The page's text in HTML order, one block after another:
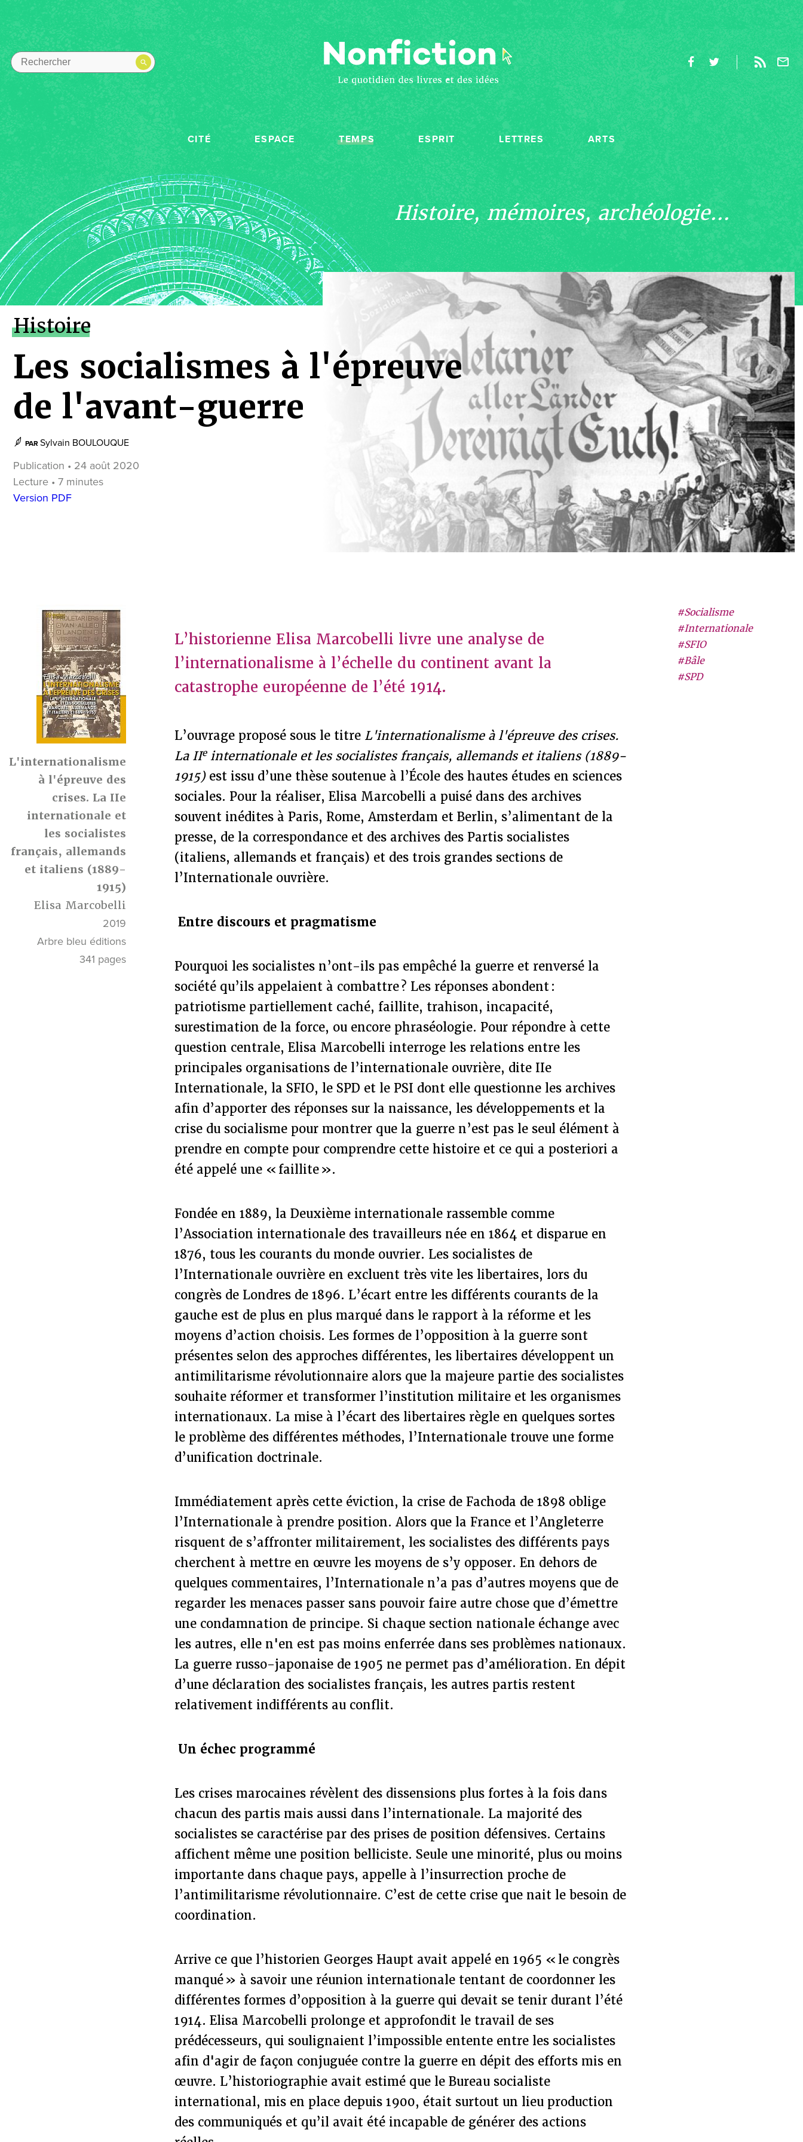
CITÉ ESPACE TEMPS ESPRIT LETTRES ARTS
Histoire, mémoires, archéologie...
Histoire
Les socialismes à l'épreuve
de l'avant-guerre
PAR Sylvain BOULOUQUE
Publication • 24 août 2020
Lecture • 7 minutes
Version PDF
L'internationalisme
à l'épreuve des
crises. La IIe
internationale et
les socialistes
français, allemands
et italiens (1889-
1915)
Elisa Marcobelli
2019
Arbre bleu éditions
341 pages
#Socialisme
#Internationale
#SFIO
#Bâle
#SPD
L’historienne Elisa Marcobelli livre une analyse de
l’internationalisme à l’échelle du continent avant la
catastrophe européenne de l’été 1914.
L’ouvrage proposé sous le titre L'internationalisme à l'épreuve des crises.
La IIeinternationale et les socialistes français, allemands et italiens (1889-
1915)est issu d’une thèse soutenue à l’École des hautes études en sciences
sociales. Pour la réaliser, Elisa Marcobelli a puisé dans des archives
souvent inédites à Paris, Rome, Amsterdam et Berlin, s’alimentant de la
presse, de la correspondance et des archives des Partis socialistes
(italiens, allemands et français) et des trois grandes sections de
l’Internationale ouvrière.
Entre discours et pragmatisme
Pourquoi les socialistes n’ont-ils pas empêché la guerre et renversé la
société qu’ils appelaient à combattre ? Les réponses abondent :
patriotisme partiellement caché, faillite, trahison, incapacité,
surestimation de la force, ou encore phraséologie. Pour répondre à cette
question centrale, Elisa Marcobelli interroge les relations entre les
principales organisations de l’internationale ouvrière, dite IIe
Internationale, la SFIO, le SPD et le PSI dont elle questionne les archives
afin d’apporter des réponses sur la naissance, les développements et la
crise du socialisme pour montrer que la guerre n’est pas le seul élément à
prendre en compte pour comprendre cette histoire et ce qui a posteriori a
été appelé une « faillite ».
Fondée en 1889, la Deuxième internationale rassemble comme
l’Association internationale des travailleurs née en 1864 et disparue en
1876, tous les courants du monde ouvrier. Les socialistes de
l’Internationale ouvrière en excluent très vite les libertaires, lors du
congrès de Londres de 1896. L’écart entre les différents courants de la
gauche est de plus en plus marqué dans le rapport à la réforme et les
moyens d’action choisis. Les formes de l’opposition à la guerre sont
présentes selon des approches différentes, les libertaires développent un
antimilitarisme révolutionnaire alors que la majeure partie des socialistes
souhaite réformer et transformer l’institution militaire et les organismes
internationaux. La mise à l’écart des libertaires règle en quelques sortes
le problème des différentes méthodes, l’Internationale trouve une forme
d’unification doctrinale.
Immédiatement après cette éviction, la crise de Fachoda de 1898 oblige
l’Internationale à prendre position. Alors que la France et l’Angleterre
risquent de s’affronter militairement, les socialistes des différents pays
cherchent à mettre en œuvre les moyens de s’y opposer. En dehors de
quelques commentaires, l’Internationale n’a pas d’autres moyens que de
regarder les menaces passer sans pouvoir faire autre chose que d’émettre
une condamnation de principe. Si chaque section nationale échange avec
les autres, elle n'en est pas moins enferrée dans ses problèmes nationaux.
La guerre russo-japonaise de 1905 ne permet pas d’amélioration. En dépit
d’une déclaration des socialistes français, les autres partis restent
relativement indifférents au conflit.
Un échec programmé
Les crises marocaines révèlent des dissensions plus fortes à la fois dans
chacun des partis mais aussi dans l’internationale. La majorité des
socialistes se caractérise par des prises de position défensives. Certains
affichent même une position belliciste. Seule une minorité, plus ou moins
importante dans chaque pays, appelle à l’insurrection proche de
l’antimilitarisme révolutionnaire. C’est de cette crise que nait le besoin de
coordination.
Arrive ce que l’historien Georges Haupt avait appelé en 1965 « le congrès
manqué » à savoir une réunion internationale tentant de coordonner les
différentes formes d’opposition à la guerre qui devait se tenir durant l’été
1914. Elisa Marcobelli prolonge et approfondit le travail de ses
prédécesseurs, qui soulignaient l’impossible entente entre les socialistes
afin d'agir de façon conjuguée contre la guerre en dépit des efforts mis en
œuvre. L’historiographie avait estimé que le Bureau socialiste
international, mis en place depuis 1900, était surtout un lieu production
des communiqués et qu’il avait été incapable de générer des actions